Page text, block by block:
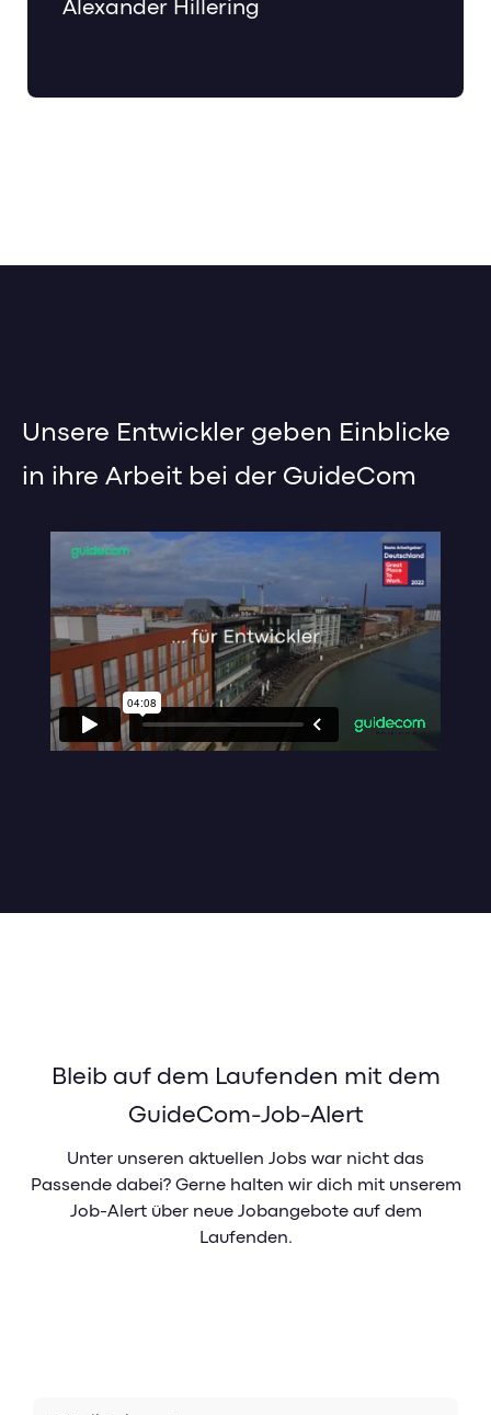
Alexander Hillering
Unsere Entwickler geben Einblicke
in ihre Arbeit bei der GuideCom
Bleib auf dem Laufenden mit dem
GuideCom-Job-Alert
Unter unseren aktuellen Jobs war nicht das
Passende dabei? Gerne halten wir dich mit unserem
Job-Alert über neue Jobangebote auf dem
Laufenden.